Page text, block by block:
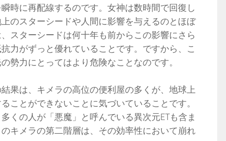
時に再配線するのです。女神は数時間で回復し
のスターシードや人間に影響を与えるのとほぼ
スターシードは何十年も前からこの影響にさら
力がずっと優れていることです。ですから、こ
勢力にとってはより危険なことなのです。
果は、キメラの高位の便利屋の多くが、地球上
ことができないことに気づいていることです。
くの人が「悪魔」と呼んでいる異次元ETも含ま
キメラの第二階層は、その効率性において崩れ